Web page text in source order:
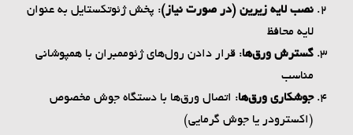
نصب لایه زیرین (در صورت نیاز) : پخش ژئوتکستایل به عنوان
لایه محافظ
گسترش ورق‌ها: قرار دادن رول‌های ژئوممبران با همپوشانی
مناسب
جوشکاری ورق‌ها: اتصال ورق‌ها با دستگاه جوش مخصوص
(اکسترودر یا جوش گرمایی)